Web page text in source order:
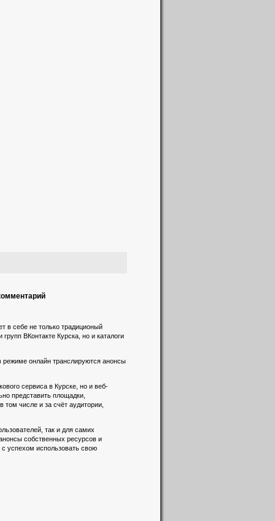
в себе не только традиционый
ВКонтакте Курска, но и каталоги
режиме онлайн транслируются анонсы
сервиса в Курске, но и веб-
представить площадки,
числе и за счёт аудитории,
так и для самих
собственных ресурсов и
успехом использовать свою